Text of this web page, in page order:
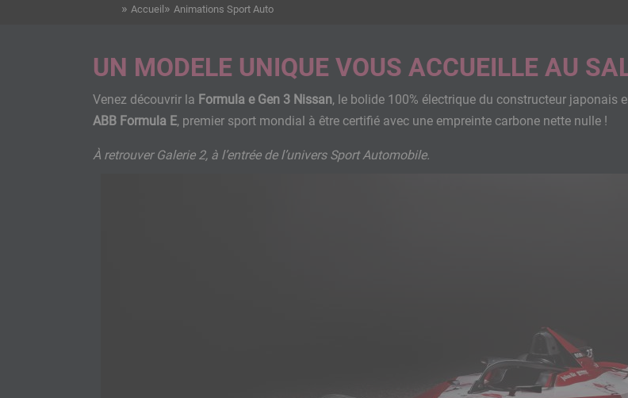
Accueil Animations Sport Auto
UN MODELE UNIQUE VOUS ACCUEILLE AU
Venez découvrir la Formula e Gen 3 Nissan, le bolide 100% électrique du constructeur
ABB Formula E, premier sport mondial à être certifié avec une empreinte carbone nette nulle !
À retrouver Galerie 2, à l’entrée de l’univers Sport Automobile.